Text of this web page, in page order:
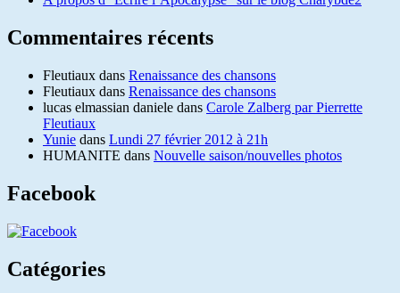
Commentaires récents
Fleutiaux dans Renaissance des chansons
Fleutiaux dans Renaissance des chansons
lucas elmassian daniele dans Carole Zalberg par Pierrette
Fleutiaux
Yunie dans Lundi 27 février 2012 à 21h
HUMANITE dans Nouvelle saison/nouvelles photos
Facebook
Catégories